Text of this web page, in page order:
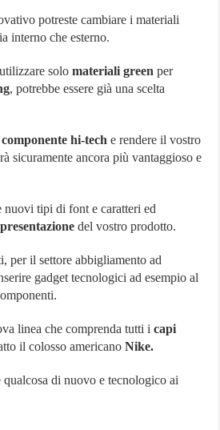
potreste cambiare i materiali
interno che esterno.
solo materiali green per
, potrebbe essere già una scelta
componente hi-tech e rendere il vostro
sicuramente ancora più vantaggioso e
nuovi tipi di font e caratteri ed
presentazione del vostro prodotto.
per il settore abbigliamento ad
gadget tecnologici ad esempio al
linea che comprenda tutti icapi
il colosso americanoNike.
di nuovo e tecnologico ai